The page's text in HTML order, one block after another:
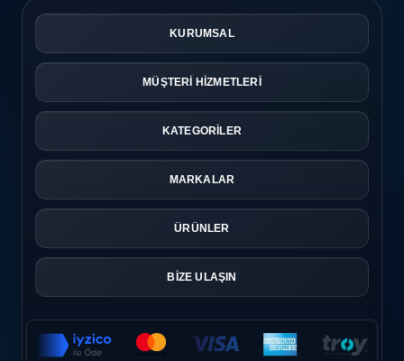
KURUMSAL
MÜŞTERİ HİZMETLERİ
KATEGORİLER
MARKALAR
ÜRÜNLER
BİZE ULAŞIN